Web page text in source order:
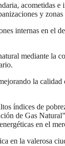
acometidas
y
internas en el
mediante la
la
índices de
de Gas
en el
en la valerosa